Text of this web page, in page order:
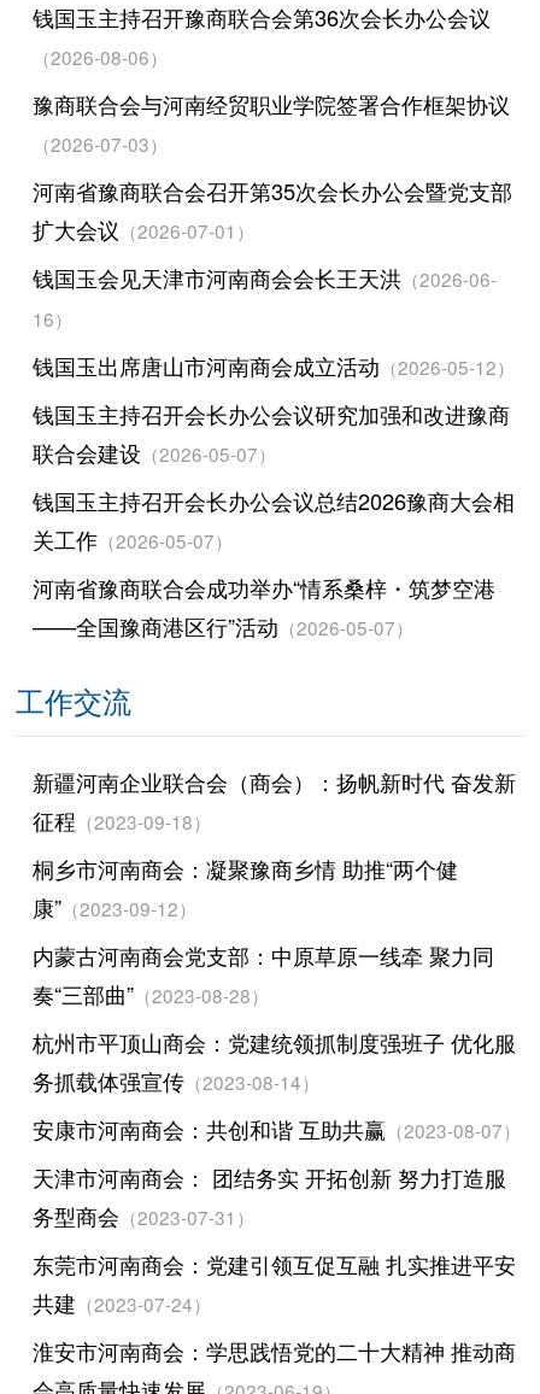
钱国玉主持召开豫商联合会第36次会长办公会议
（2026-08-06）
豫商联合会与河南经贸职业学院签署合作框架协议
（2026-07-03）
河南省豫商联合会召开第35次会长办公会暨党支部
扩大会议 （2026-07-01）
钱国玉会见天津市河南商会会长王天洪（2026-06-
16）
钱国玉出席唐山市河南商会成立活动 （2026-05-12）
钱国玉主持召开会长办公会议研究加强和改进豫商
联合会建设 （2026-05-07）
钱国玉主持召开会长办公会议总结2026豫商大会相
关工作（2026-05-07）
河南省豫商联合会成功举办“情系桑梓・筑梦空港
——全国豫商港区行”活动 （2026-05-07）
工作交流
新疆河南企业联合会（商会）：扬帆新时代 奋发新
征程 （2023-09-18）
桐乡市河南商会：凝聚豫商乡情 助推“两个健
康”（2023-09-12）
内蒙古河南商会党支部：中原草原一线牵 聚力同
奏“三部曲”（2023-08-28）
杭州市平顶山商会：党建统领抓制度强班子 优化服
务抓载体强宣传（2023-08-14）
安康市河南商会：共创和谐 互助共赢 （2023-08-07）
天津市河南商会： 团结务实 开拓创新 努力打造服
务型商会 （2023-07-31）
东莞市河南商会：党建引领互促互融 扎实推进平安
共建 （2023-07-24）
淮安市河南商会：学思践悟党的二十大精神 推动商